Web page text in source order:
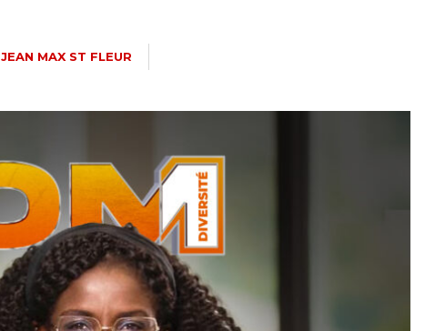
JEAN MAX ST FLEUR